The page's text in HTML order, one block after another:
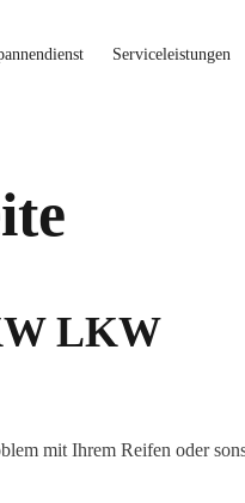
Serviceleistungen
LKW
mit Ihrem Reifen oder